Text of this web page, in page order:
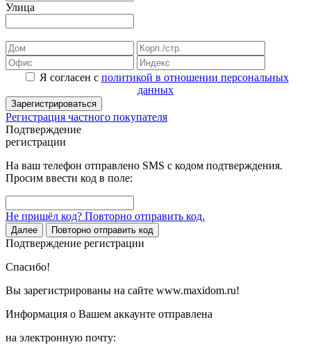
Улица
Я согласен с политикой в отношении персональных
данных
Зарегистрироваться
Регистрация частного покупателя
Подтверждение
регистрации
На ваш телефон отправлено SMS с кодом подтверждения.
Просим ввести код в поле:
Не пришёл код? Повторно отправить код.
Далее Повторно отправить код
Подтверждение регистрации
Спасибо!
Вы зарегистрированы на сайте www.maxidom.ru!
Информация о Вашем аккаунте отправлена
на электронную почту: